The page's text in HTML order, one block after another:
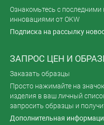
Ознакомьтесь с
инновациями от OKW
Подписка на рассылку
ЗАПРОС ЦЕН И
Заказать образцы
Просто нажимайте на
изделия в ваш личный
запросить образцы и
Дополнительная